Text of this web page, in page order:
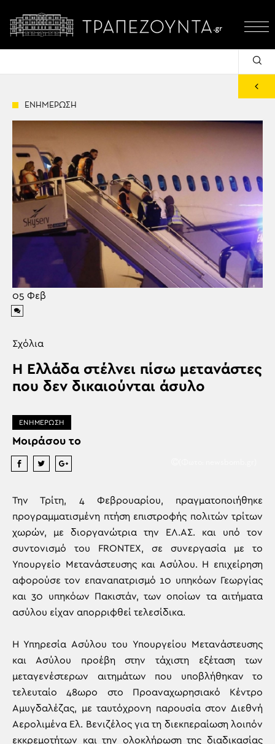
ΕΝΗΜΕΡΩΣΗ
05 Φεβ
Σχόλια
Η Ελλάδα στέλνει πίσω μετανάστες
που δεν δικαιούνται άσυλο
ΕΝΗΜΕΡΩΣΗ
Μοιράσου το
Την Τρίτη, 4 Φεβρουαρίου, πραγματοποιήθηκε
προγραμματισμένη πτήση επιστροφής πολιτών τρίτων
χωρών, με διοργανώτρια την ΕΛ.ΑΣ. και υπό τον
συντονισμό του FRONTEX, σε συνεργασία με το
Υπουργείο Μετανάστευσης και Ασύλου. Η επιχείρηση
αφορούσε τον επαναπατρισμό 10 υπηκόων Γεωργίας
και 30 υπηκόων Πακιστάν, των οποίων τα αιτήματα
ασύλου είχαν απορριφθεί τελεσίδικα.
Η Υπηρεσία Ασύλου του Υπουργείου Μετανάστευσης
και Ασύλου προέβη στην τάχιστη εξέταση των
μεταγενέστερων αιτημάτων που υποβλήθηκαν το
τελευταίο 48ωρο στο Προαναχωρησιακό Κέντρο
Αμυγδαλέζας, με ταυτόχρονη παρουσία στον Διεθνή
Αερολιμένα Ελ. Βενιζέλος για τη διεκπεραίωση λοιπόν
εκκρεμοτήτων και την ολοκλήρωση της διαδικασίας